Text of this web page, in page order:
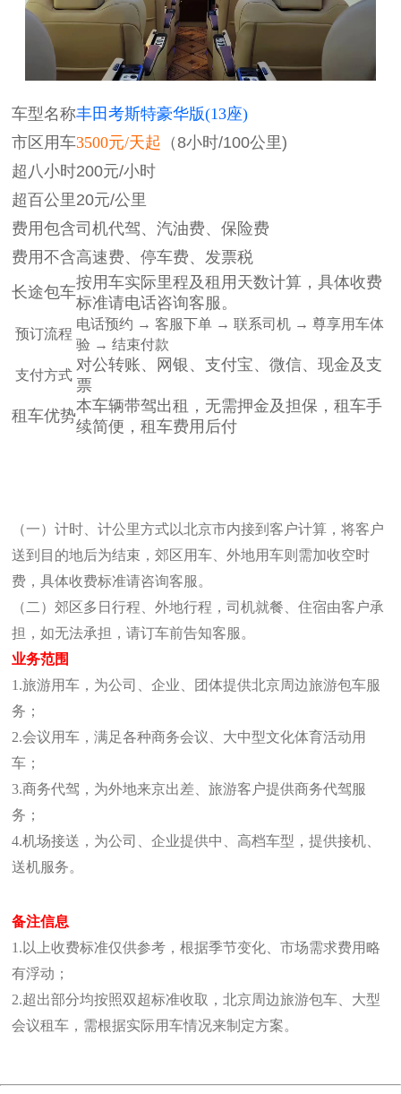
车型名称丰田考斯特豪华版(13座)
市区用车3500元/天起
（8小时/100公里)
超八小时200元/小时
超百公里20元/公里
费用包含司机代驾、汽油费、保险费
费用不含高速费、停车费、发票税
长途包车
按用车实际里程及租用天数计算，具体收费
标准请电话咨询客服。
预订流程
电话预约 → 客服下单 → 联系司机 → 尊享用车体
验 → 结束付款
支付方式
对公转账、网银、支付宝、微信、现金及支
票
租车优势
本车辆带驾出租，无需押金及担保，租车手
续简便，租车费用后付
（一）计时、计公里方式以北京市内接到客户计算，将客户
送到目的地后为结束，郊区用车、外地用车则需加收空时
费，具体收费标准请咨询客服。
（二）郊区多日行程、外地行程，司机就餐、住宿由客户承
担，如无法承担，请订车前告知客服。
业务范围
1.旅游用车，为公司、企业、团体提供北京周边旅游包车服
务；
2.会议用车，满足各种商务会议、大中型文化体育活动用
车；
3.商务代驾，为外地来京出差、旅游客户提供商务代驾服
务；
4.机场接送，为公司、企业提供中、高档车型，提供接机、
送机服务。
备注信息
1.以上收费标准仅供参考，根据季节变化、市场需求费用略
有浮动；
2.超出部分均按照双超标准收取，北京周边旅游包车、大型
会议租车，需根据实际用车情况来制定方案。